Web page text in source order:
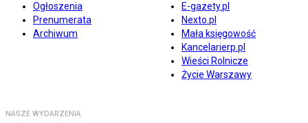
Ogłoszenia
Prenumerata
Archiwum
E-gazety.pl
Nexto.pl
Mała księgowość
Kancelarierp.pl
Wieści Rolnicze
Życie Warszawy
NASZE WYDARZENIA